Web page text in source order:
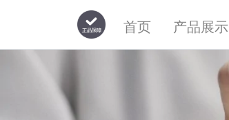
首页 产品展示